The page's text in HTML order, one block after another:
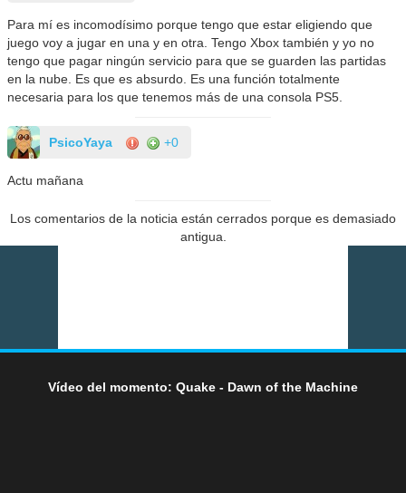
Para mí es incomodísimo porque tengo que estar eligiendo que
juego voy a jugar en una y en otra. Tengo Xbox también y yo no
tengo que pagar ningún servicio para que se guarden las partidas
en la nube. Es que es absurdo. Es una función totalmente
necesaria para los que tenemos más de una consola PS5.
PsicoYaya +0
Actu mañana
Los comentarios de la noticia están cerrados porque es demasiado
antigua.
Vídeo del momento: Quake - Dawn of the Machine